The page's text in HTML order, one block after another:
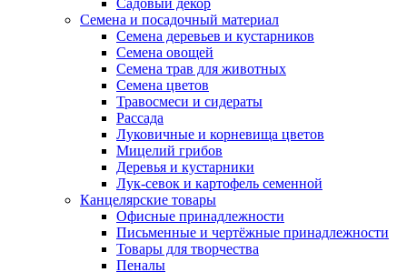
Садовый декор
Семена и посадочный материал
Семена деревьев и кустарников
Семена овощей
Семена трав для животных
Семена цветов
Травосмеси и сидераты
Рассада
Луковичные и корневища цветов
Мицелий грибов
Деревья и кустарники
Лук-севок и картофель семенной
Канцелярские товары
Офисные принадлежности
Письменные и чертёжные принадлежности
Товары для творчества
Пеналы